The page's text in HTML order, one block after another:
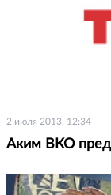
2 июля 2013, 12:34
Аким ВКО